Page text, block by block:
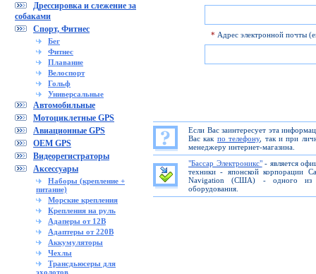
Дрессировка и слежение за
собаками
Спорт, Фитнес
Бег
Фитнес
Плавание
Велоспорт
Гольф
Универсальные
Автомобильные
Мотоциклетные GPS
Авиационные GPS
OEM GPS
Видеорегистраторы
Аксессуары
Наборы (крепление +
питание)
Морские крепления
Крепления на руль
Адаперы от 12В
Адаптеры от 220В
Аккумуляторы
Чехлы
Трансдьюсеры для
эхолотов
* Адрес электронной почты
Если Вас заинтересует эта
Вас как по телефону, так и при
менеджеру интернет-магазина.
"Бассар Электроникс"- является
техники - японской корпорации
Navigation (США) - одного из
оборудования.